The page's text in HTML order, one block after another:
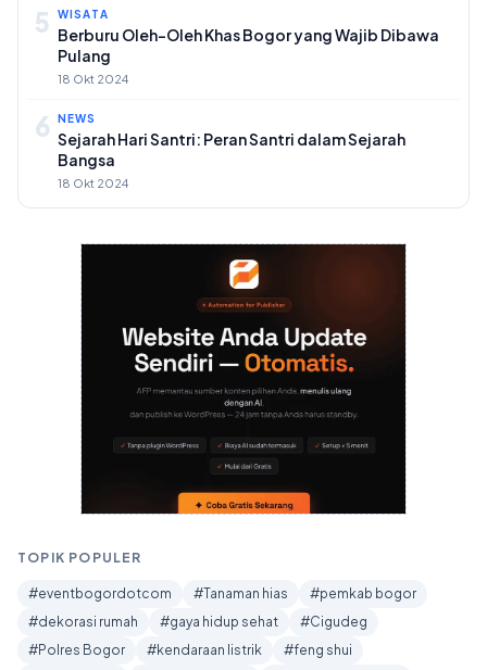
5 WISATA
Berburu Oleh-Oleh Khas Bogor yang Wajib Dibawa
Pulang
18 Okt 2024
6 NEWS
Sejarah Hari Santri: Peran Santri dalam Sejarah
Bangsa
18 Okt 2024
TOPIK POPULER
#eventbogordotcom #Tanaman hias
#pemkab bogor
#dekorasi rumah
#gaya hidup sehat
#Cigudeg
#Polres Bogor
#kendaraan listrik
#feng shui